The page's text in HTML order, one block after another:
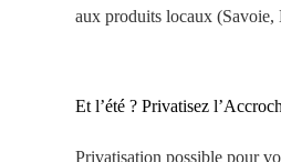
aux produits locaux (Savoie,
Et l’été ? Privatisez
Privatisation possible pour